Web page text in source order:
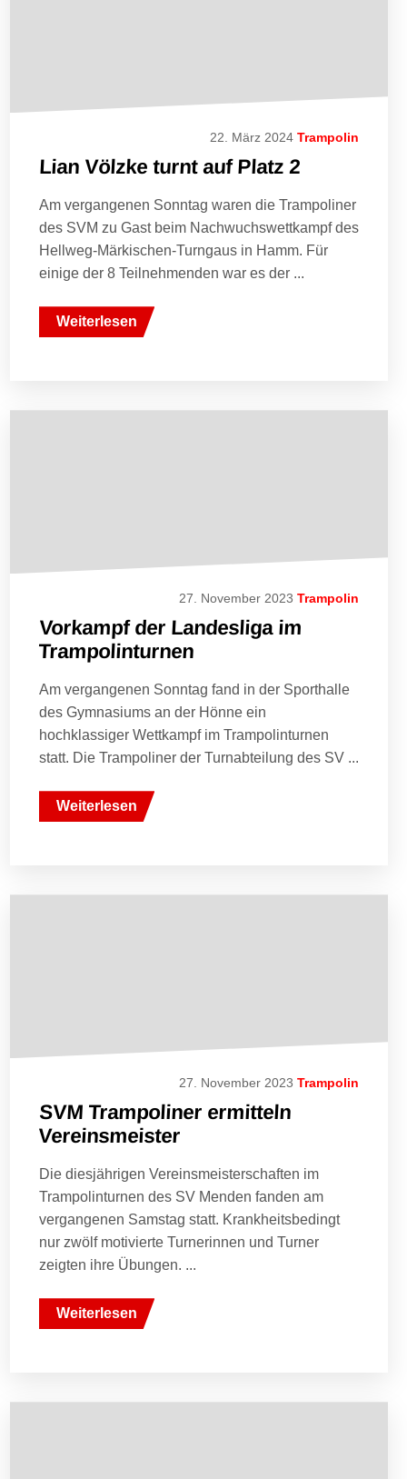
22. März 2024 Trampolin
Lian Völzke turnt auf Platz 2
Am vergangenen Sonntag waren die Trampoliner
des SVM zu Gast beim Nachwuchswettkampf des
Hellweg-Märkischen-Turngaus in Hamm. Für
einige der 8 Teilnehmenden war es der ...
Weiterlesen
27. November 2023 Trampolin
Vorkampf der Landesliga im
Trampolinturnen
Am vergangenen Sonntag fand in der Sporthalle
des Gymnasiums an der Hönne ein
hochklassiger Wettkampf im Trampolinturnen
statt. Die Trampoliner der Turnabteilung des SV ...
Weiterlesen
27. November 2023 Trampolin
SVM Trampoliner ermitteln
Vereinsmeister
Die diesjährigen Vereinsmeisterschaften im
Trampolinturnen des SV Menden fanden am
vergangenen Samstag statt. Krankheitsbedingt
nur zwölf motivierte Turnerinnen und Turner
zeigten ihre Übungen. ...
Weiterlesen